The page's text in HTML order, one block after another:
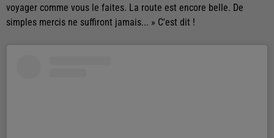
voyager comme vous le faites. La route est encore belle. De
simples mercis ne suffiront jamais... » C'est dit !